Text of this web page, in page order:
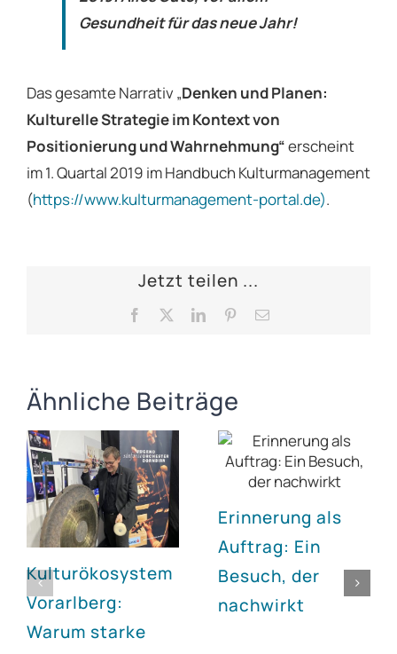
Gesundheit für das neue Jahr!
Das gesamte Narrativ „Denken und Planen:
Kulturelle Strategie im Kontext von
Positionierung und Wahrnehmung“erscheint
im 1. Quartal 2019 im Handbuch Kulturmanagement
(https://www.kulturmanagement-portal.de).
Jetzt teilen ...
Facebook LinkedInPinterest
E-
Ähnliche Beiträge
Kulturökosystem
Vorarlberg:
Warum starke
Erinnerung als
Auftrag: Ein
Besuch, der
nachwirkt